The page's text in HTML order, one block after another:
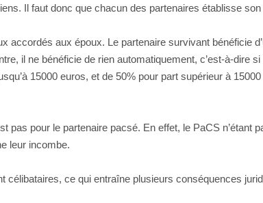
Il faut donc que chacun des partenaires établisse
aux époux. Le partenaire survivant bénéficie
il ne bénéficie de rien automatiquement, c’est-à-dire si
15000 euros, et de 50% pour part supérieur à
pas pour le partenaire pacsé. En effet, le PaCS n’étant
leur incombe.
célibataires, ce qui entraîne plusieurs conséquences